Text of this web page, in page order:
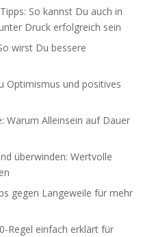
So kannst Du auch in
Druck erfolgreich sein
wirst Du bessere
Optimismus und positives
Warum Alleinsein auf Dauer
überwinden: Wertvolle
gegen Langeweile für mehr
Regel einfach erklärt für